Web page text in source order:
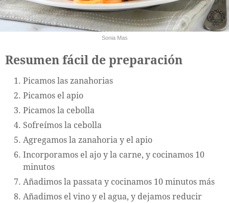
Sonia Mas
Resumen fácil de preparación
Picamos las zanahorias
Picamos el apio
Picamos la cebolla
Sofreímos la cebolla
Agregamos la zanahoria y el apio
Incorporamos el ajo y la carne, y cocinamos 10
minutos
Añadimos la passata y cocinamos 10 minutos más
Añadimos el vino y el agua, y dejamos reducir